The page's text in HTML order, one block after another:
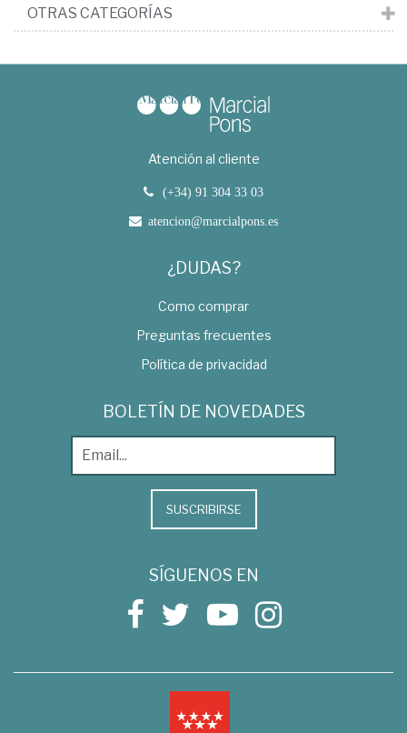
OTRAS CATEGORÍAS
Atención al cliente
(+34) 91 304 33 03
atencion@marcialpons.es
¿DUDAS?
Como comprar
Preguntas frecuentes
Política de privacidad
BOLETÍN DE NOVEDADES
SUSCRIBIRSE
SÍGUENOS EN